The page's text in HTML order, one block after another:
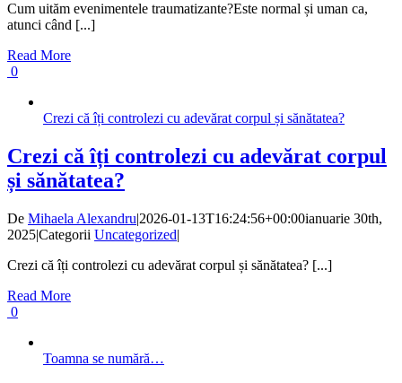
Cum uităm evenimentele traumatizante?Este normal și uman ca,
atunci când [...]
Read More
0
Crezi că îți controlezi cu adevărat corpul și sănătatea?
Crezi că îți controlezi cu adevărat corpul
și sănătatea?
De Mihaela Alexandru|2026-01-13T16:24:56+00:00ianuarie 30th,
2025|Categorii Uncategorized|
Crezi că îți controlezi cu adevărat corpul și sănătatea? [...]
Read More
0
Toamna se numără…